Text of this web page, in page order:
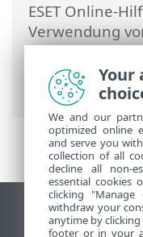
ESET Online-
Verwendung
PROTECT
Grundlegende
Cloud
Desktop-Site
Your
We and our
optimized online
and serve you
collection of all
decline all non-
essential cookies
clicking
withdraw your
anytime by
footer or in your